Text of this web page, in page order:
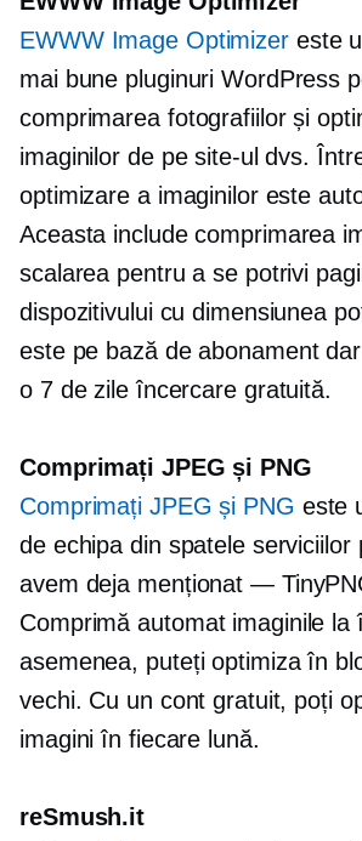
EWWW Image Optimizer este
mai bune pluginuri WordPress
comprimarea fotografiilor și
imaginilor de pe site-ul dvs.
optimizare a imaginilor este
Aceasta include comprimarea
scalarea pentru a se potrivi
dispozitivului cu dimensiunea
este pe bază de abonamentdar
o 7 de zileîncercare gratuită.
Comprimați JPEG și PNG
Comprimați JPEG și PNG este
de echipa din spatele serviciilor
avem deja menționat —
Comprimă automat imaginile la
asemenea, puteți optimiza în
vechi. Cu un cont gratuit, poți
imagini în fiecare lună.
reSmush.it